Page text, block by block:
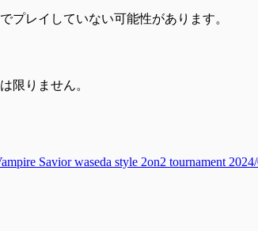
プレイしていない可能性があります。
限りません。
Savior waseda style 2on2 tournament